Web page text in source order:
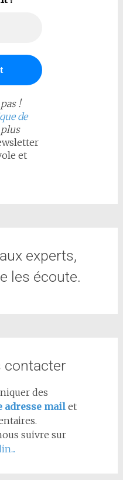
!
de
et
experts,
les écoute.
contacter
des
adresse mail et
suivre sur